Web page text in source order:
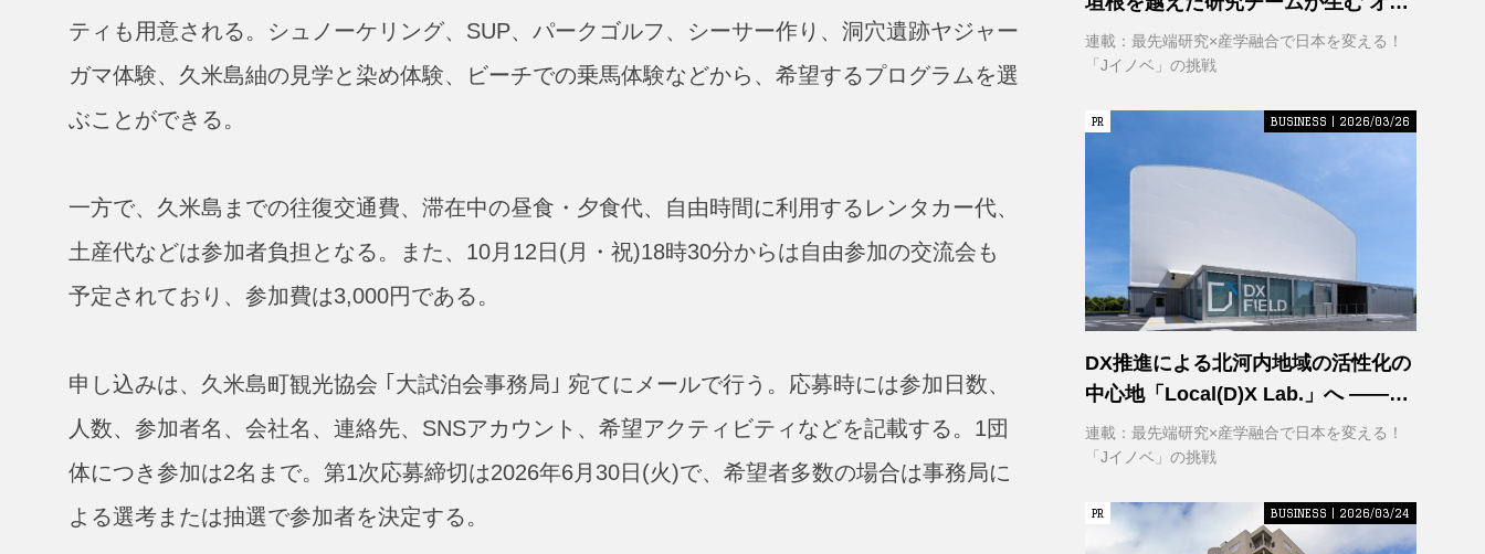
ティも用意される。シュノーケリング、SUP、パークゴルフ、シーサー作り、洞穴遺跡ヤジャー
ガマ体験、久米島紬の見学と染め体験、ビーチでの乗馬体験などから、希望するプログラムを選
ぶことができる。
一方で、久米島までの往復交通費、滞在中の昼食・夕食代、自由時間に利用するレンタカー代、
土産代などは参加者負担となる。また、10月12日(月・祝)18時30分からは自由参加の交流会も
予定されており、参加費は3,000円である。
申し込みは、久米島町観光協会 ｢大試泊会事務局｣ 宛てにメールで行う。応募時には参加日数、
人数、参加者名、会社名、連絡先、SNSアカウント、希望アクティビティなどを記載する。1団
体につき参加は2名まで。第1次応募締切は2026年6月30日(火)で、希望者多数の場合は事務局に
よる選考または抽選で参加者を決定する。
プンイノベーション
連載：最先端研究×産学融合で日本を変える！
「Jイノベ」の挑戦
PR
PR BUSINESS | 2026/03/26
DX推進による北河内地域の活性化の
中心地「Local(D)X Lab.」へ ――延
べ1,400㎡の巨大実証空間で地域DX
に挑む 大阪工業大学 DXフィールド
連載：最先端研究×産学融合で日本を変える！
「Jイノベ」の挑戦
PR
PR BUSINESS | 2026/03/24